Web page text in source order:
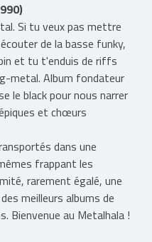
Si tu veux pas mettre
de la basse funky,
et tu t'enduis de riffs
metal. Album fondateur
le black pour nous narrer
et chœurs
dans une
frappant les
rarement égalé, une
meilleurs albums de
Bienvenue au Metalhala !